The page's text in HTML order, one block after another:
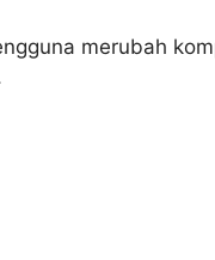
merubah